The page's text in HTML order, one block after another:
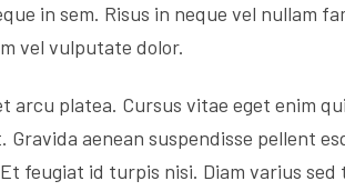
in sem. Risus in neque vel nullam
vel vulputate dolor.
arcu platea. Cursus vitae eget enim
aenean suspendisse pellent
feugiat id turpis nisi. Diam varius